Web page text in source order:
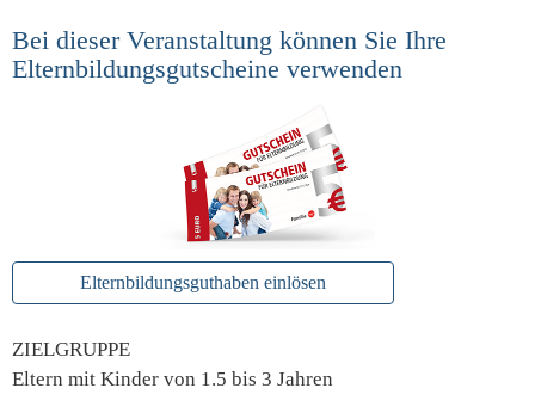
Bei dieser Veranstaltung können Sie Ihre
Elternbildungsgutscheine verwenden
Elternbildungsguthaben einlösen
ZIELGRUPPE
Eltern mit Kinder von 1.5 bis 3 Jahren